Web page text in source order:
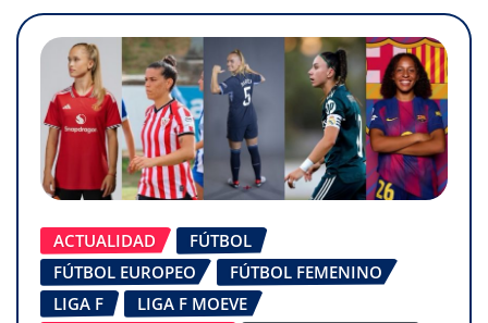
ACTUALIDAD
FÚTBOL
FÚTBOL EUROPEO
FÚTBOL FEMENINO
LIGA F
LIGA F MOEVE